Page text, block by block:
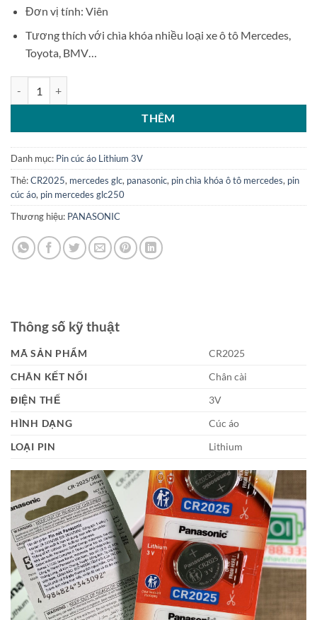
Đơn vị tính: Viên
Tương thích với chìa khóa nhiều loại xe ô tô Mercedes,
Toyota, BMV…
THÊM
Danh mục: Pin cúc áo Lithium 3V
Thẻ:CR2025, mercedes glc, panasonic, pin chìa khóa ô tô mercedes, pin
cúc áo, pin mercedes glc250
Thương hiệu: PANASONIC
Thông số kỹ thuật
MÃ SẢN PHẨM
CR2025
CHÂN KẾT NỐI
Chân cài
ĐIỆN THẾ
3V
HÌNH DẠNG
Cúc áo
LOẠI PIN
Lithium